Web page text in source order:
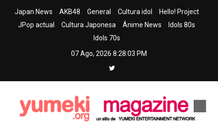
Japan News AKB48 General Cultura idol
Hello! Project
JPop actual
Cultura Japonesa Ánime News
Idols 80s
Idols 70s
07 Ago, 2026 8:28:04 PM